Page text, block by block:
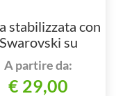
stabilizzata con
Swarovski su
in vetro
A partire da:
€ 29,00